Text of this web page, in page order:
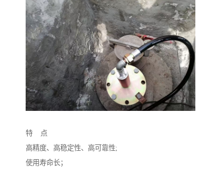
特 点
高精度、高稳定性、高可靠性;
使用寿命长；